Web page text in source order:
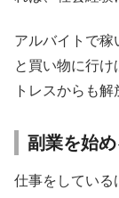
アルバイトで稼
と買い物に行
トレスからも解
副業を始
仕事をしている